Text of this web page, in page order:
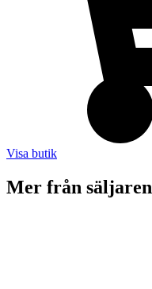
Visa butik
Mer från säljaren